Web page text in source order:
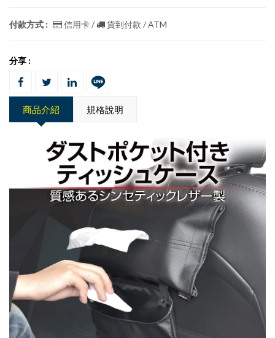
付款方式 : 信用卡 / 貨到付款 / ATM
分享 :
商品介紹 規格說明